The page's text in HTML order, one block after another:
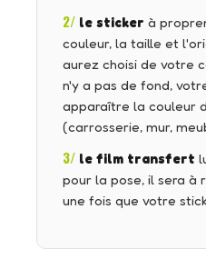
2/ le sticker à
couleur, la taille et
aurez choisi de votre
n'y a pas de fond,
apparaître la couleur
(carrosserie, mur,
3/ le film transfert
pour la pose, il sera
une fois que votre